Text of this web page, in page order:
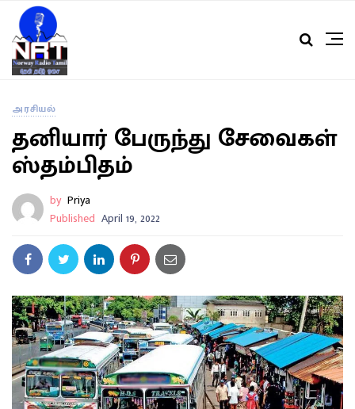
அரசியல்
தனியார் பேருந்து சேவைகள்
ஸ்தம்பிதம்
by Priya
Published April 19, 2022